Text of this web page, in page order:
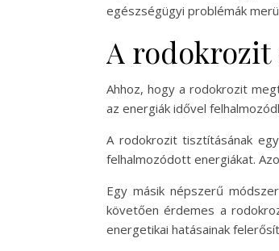
egészségügyi problémák
A rodokrozit
Ahhoz, hogy a rodokrozit
az energiák idővel
A rodokrozit tisztításának
felhalmozódott energiákat.
Egy másik népszerű
követően érdemes a
energetikai hatásainak